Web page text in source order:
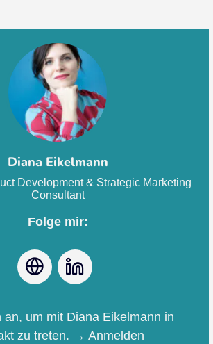
Diana Eikelmann
Development & Strategic Marketing
Consultant
Folge mir:
Webseite
an, um mit Diana Eikelmann in
zu treten. → Anmelden